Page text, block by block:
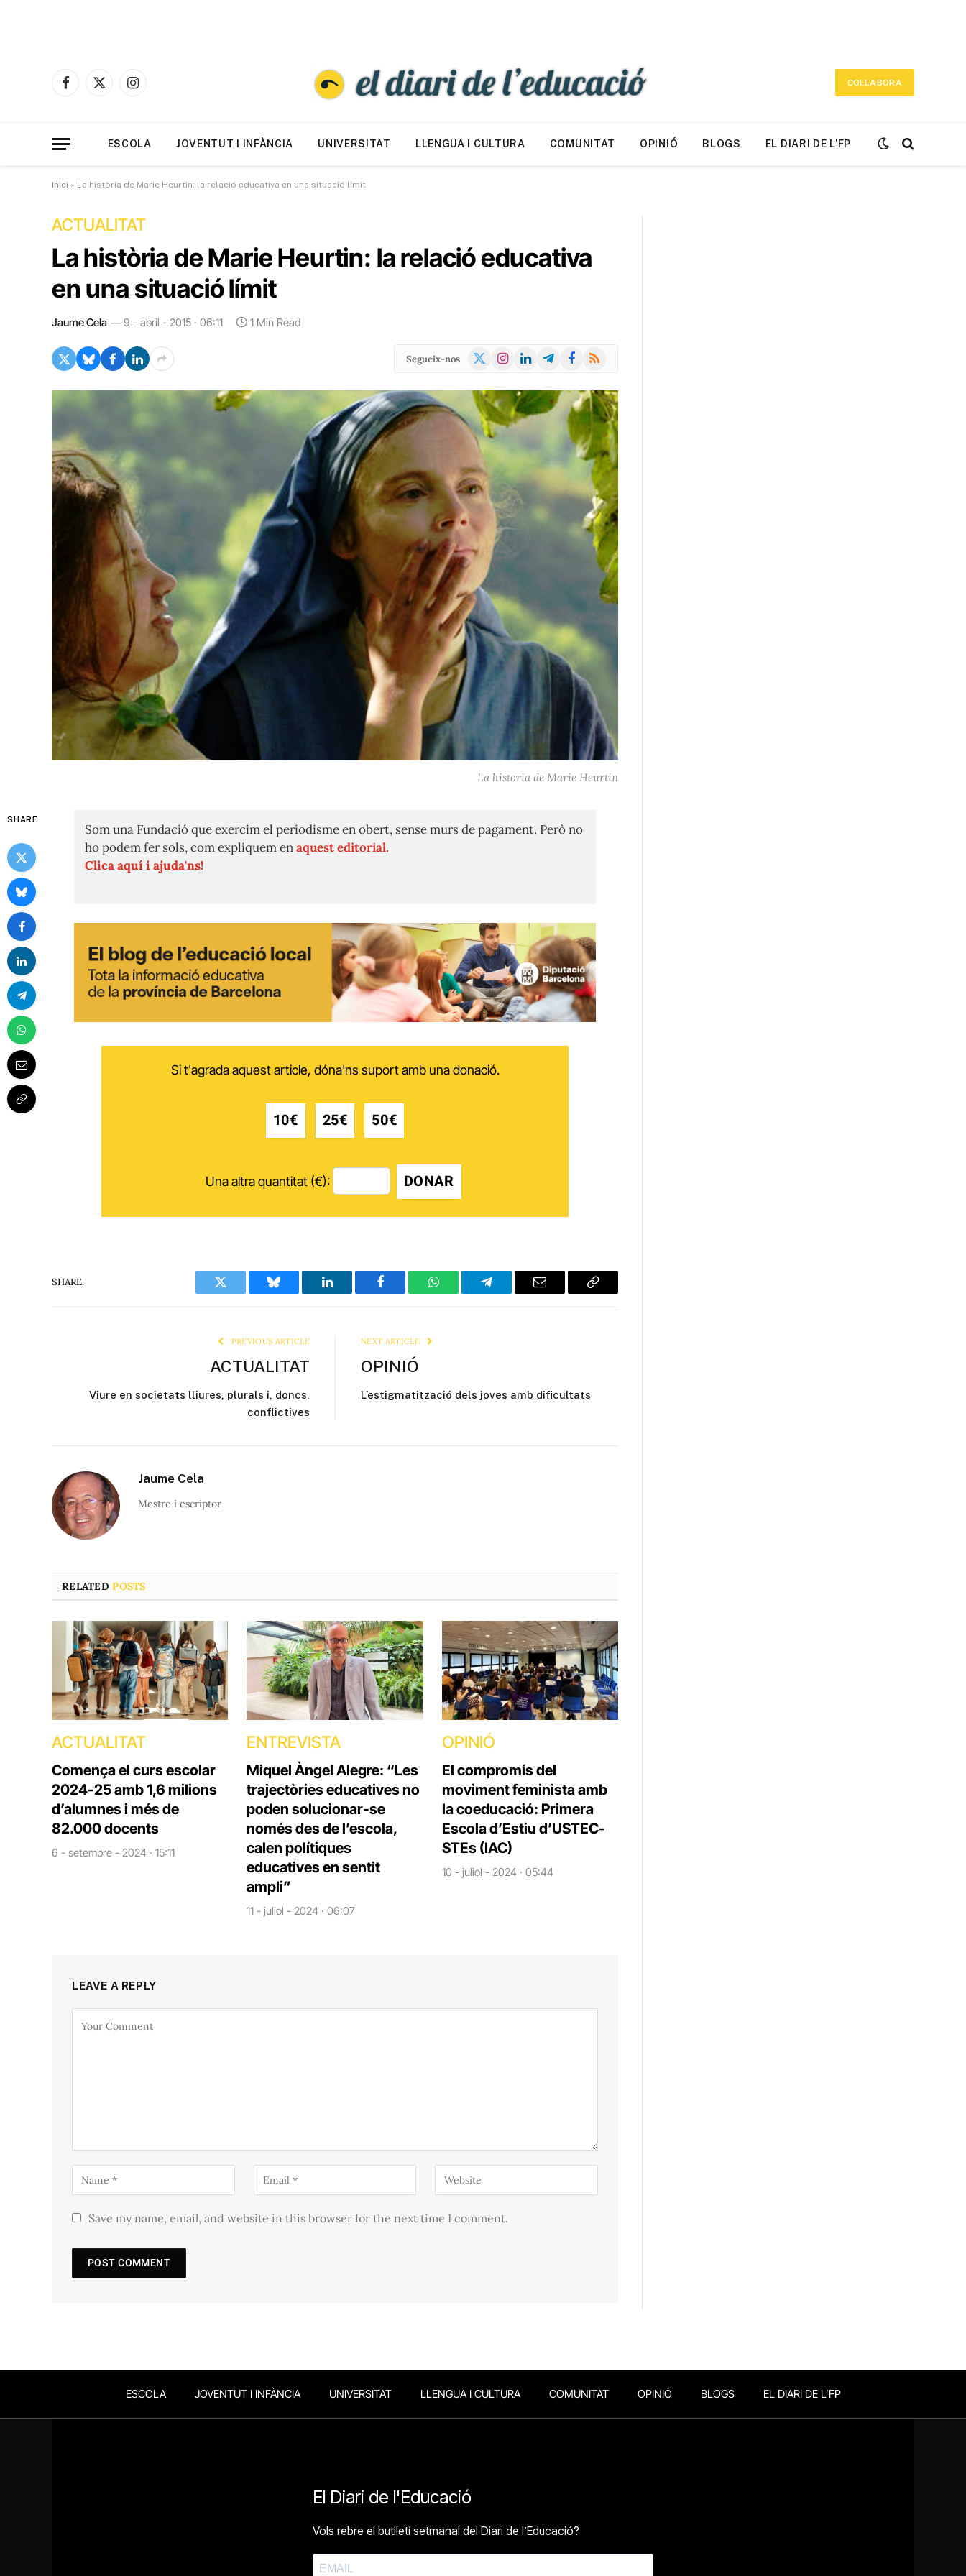
Facebook
X
Instagram
COL·LABORA
ESCOLA JOVENTUT I INFÀNCIA UNIVERSITAT LLENGUA I CULTURA COMUNITAT OPINIÓ BLOGS EL DIARI DE L’FP
Inici » La història de Marie Heurtin: la relació educativa en una situació límit
ACTUALITAT
La història de Marie Heurtin: la relació educativa
en una situació límit
Jaume Cela 9 - abril - 2015 · 06:11 1 Min Read
Segueix-nos
X
Instagram
LinkedInTelegramFacebook
RSS
La historia de Marie Heurtin
SHARE
Som una Fundació que exercim el periodisme en obert, sense murs de pagament. Però no
ho podem fer sols, com expliquem enaquest editorial.
Clica aquí i ajuda'ns!
Si t'agrada aquest article, dóna'ns suport amb una donació.
10€ 25€ 50€
Una altra quantitat (€): DONAR
SHARE.
Twitter Bluesky LinkedIn Facebook WhatsAppTelegram Email
Copy
PREVIOUS ARTICLE
ACTUALITAT
Viure en societats lliures, plurals i, doncs,
conflictives
NEXT ARTICLE
OPINIÓ
L’estigmatització dels joves amb dificultats
Jaume Cela
Mestre i escriptor
RELATEDPOSTS
ACTUALITAT
Comença el curs escolar
2024-25 amb 1,6 milions
d’alumnes i més de
82.000 docents
6 - setembre - 2024 · 15:11
ENTREVISTA
Miquel Àngel Alegre: “Les
trajectòries educatives no
poden solucionar-se
només des de l’escola,
calen polítiques
educatives en sentit
ampli”
11 - juliol - 2024 · 06:07
OPINIÓ
El compromís del
moviment feminista amb
la coeducació: Primera
Escola d’Estiu d’USTEC-
STEs (IAC)
10 - juliol - 2024 · 05:44
LEAVE A REPLY
Save my name, email, and website in this browser for the next time I comment.
ESCOLA JOVENTUT I INFÀNCIA UNIVERSITAT LLENGUA I CULTURA COMUNITAT OPINIÓ BLOGS EL DIARI DE L’FP